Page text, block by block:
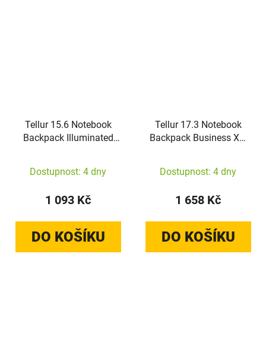
Tellur 15.6 Notebook
Backpack Illuminated
Dostupnost: 4 dny
1 093 Kč
DO KOŠÍKU
Tellur 17.3 Notebook
Backpack Business XL,
Dostupnost: 4 dny
1 658 Kč
DO KOŠÍKU